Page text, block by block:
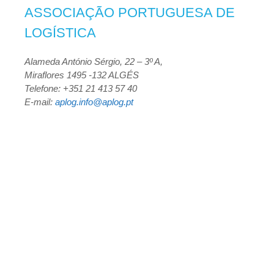
ASSOCIAÇÃO PORTUGUESA DE
LOGÍSTICA
Alameda António Sérgio, 22 – 3º A,
Miraflores 1495 -132 ALGÉS
Telefone: +351 21 413 57 40
E-mail: aplog.info@aplog.pt